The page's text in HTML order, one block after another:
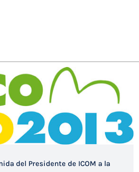
del Presidente de ICOM a la